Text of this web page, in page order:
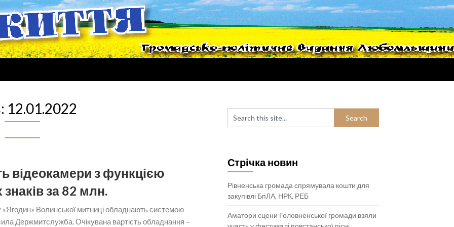
12.01.2022
відеокамери з функцією
за 82 млн.
Волинської митниці обладнають системою
Держмитслужба. Очікувана вартість обладнання –
Стрічка новин
Рівненська громада спрямувала кошти для
закупівлі БпЛА, НРК, РЕБ
Аматори сцени Головненської громади взяли